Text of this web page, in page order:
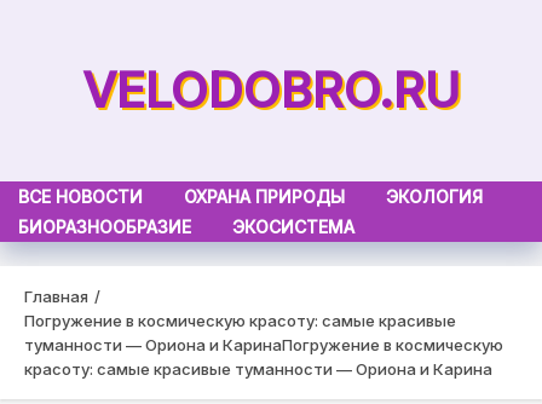
VELODOBRO.RU
ВСЕ НОВОСТИ ОХРАНА ПРИРОДЫ
ЭКОЛОГИЯ
БИОРАЗНООБРАЗИЕ
ЭКОСИСТЕМА
Главная
Погружение в космическую красоту: самые красивые
туманности — Ориона и КаринаПогружение в космическую
красоту: самые красивые туманности — Ориона и Карина